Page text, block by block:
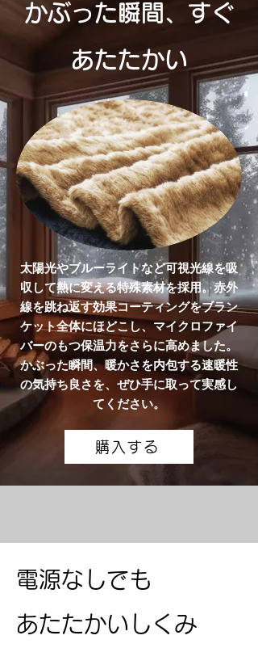
かぶった瞬間、すぐ
あたたかい
太陽光やブルーライトなど可視光線を吸
収して熱に変える特殊素材を採用。赤外
線を跳ね返す効果コーティングをブラン
ケット全体にほどこし、マイクロファイ
バーのもつ保温力をさらに高めました。
かぶった瞬間、暖かさを内包する速暖性
の気持ち良さを、ぜひ手に取って実感し
てください。
購入する
電源なしでも
あたたかいしくみ